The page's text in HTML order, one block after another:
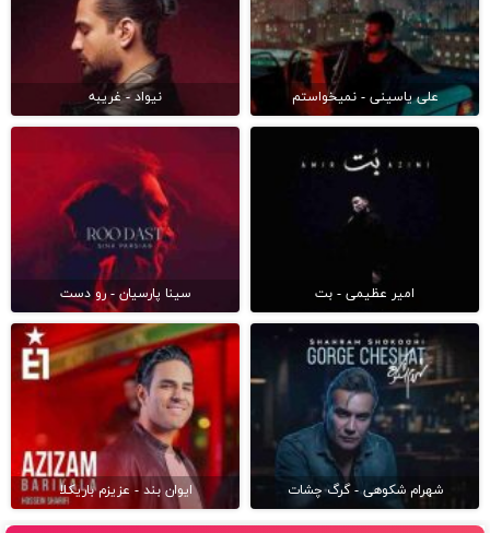
علی یاسینی - نمیخواستم نیواد - غریبه
امیر عظیمی - بت سینا پارسیان - رو دست
شهرام شکوهی - گرگ چشات ایوان بند - عزیزم باریکلا